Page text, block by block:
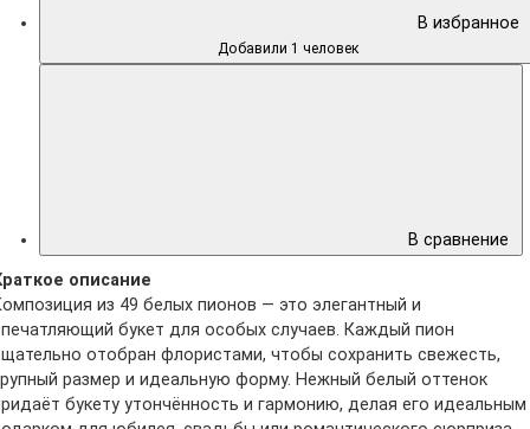
В избранное
Добавили 1 человек
В сравнение
описание
из 49 белых пионов — это элегантный и
букет для особых случаев. Каждый пион
отобран флористами, чтобы сохранить свежесть,
размер и идеальную форму. Нежный белый оттенок
букету утончённость и гармонию, делая его идеальным